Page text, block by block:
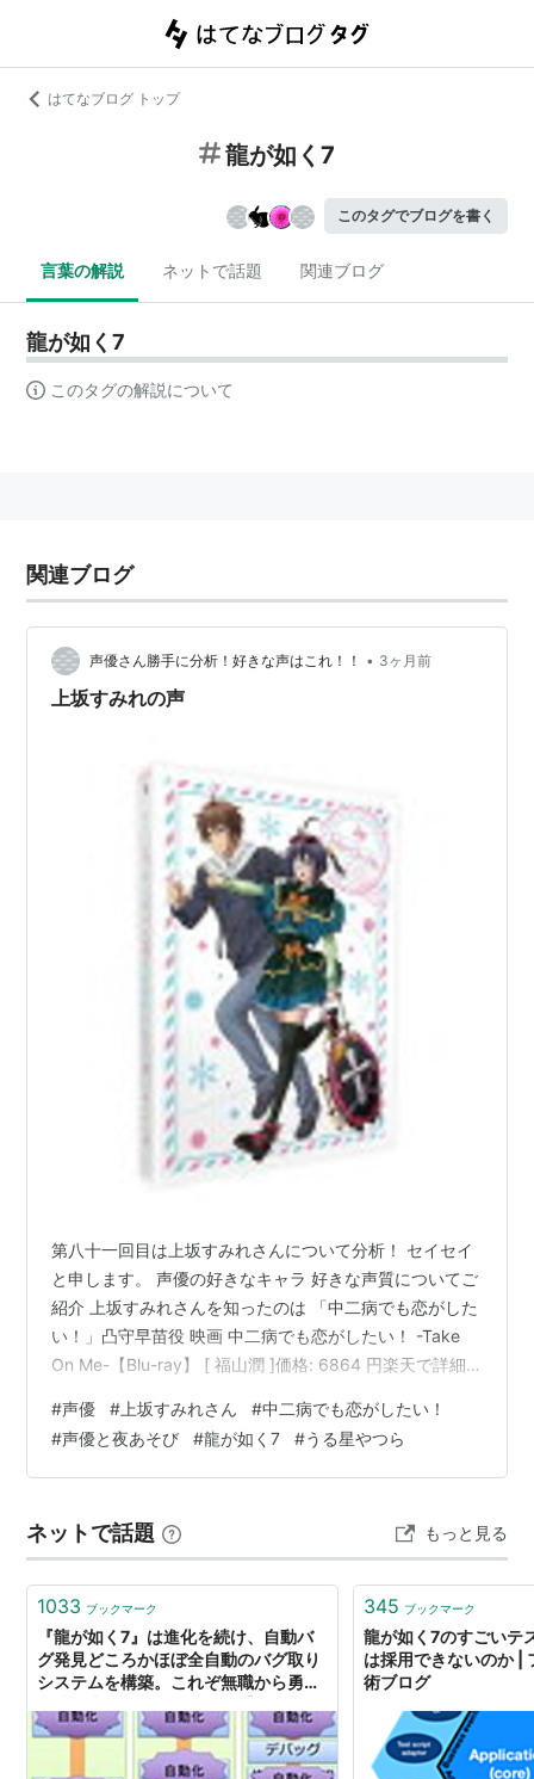
はてなブログ トップ
龍が如く7
このタグでブログを書く
言葉の解説 ネットで話題 関連ブログ
龍が如く7
このタグの解説について
関連ブログ
声優さん勝手に分析！好きな声はこれ！！ • 3ヶ月前
上坂すみれの声
第八十一回目は上坂すみれさんについて分析！ セイセイ
と申します。 声優の好きなキャラ 好きな声質についてご
紹介 上坂すみれさんを知ったのは 「中二病でも恋がした
い！」凸守早苗役 映画 中二病でも恋がしたい！ -Take
On Me-【Blu-ray】 [ 福山潤 ]価格: 6864 円楽天で詳細
メージがある凸守早苗 上坂すみれさんの声は高い印象に
なったセイセイでした。 上坂すみれさんの声は 「声優と
夜あそび」に出演していた時の声に近いキャラと 地声と
世界食堂」アレッタ役 「オーバ…
#声優 # 上坂すみれさん #中二病でも恋がしたい！
#声優と夜あそび #龍が如く7 #うる星やつら
ネットで話題 もっと見る
1033 ブックマーク
『龍が如く7』は進化を続け、自動バ
グ発見どころかほぼ全自動のバグ取り
システムを構築。これぞ無職から勇者
2020】 | ゲーム・エンタメ最新情報
のファミ通.com
345 ブックマーク
龍が如く7のすごいテ
は採用できないのか |
術ブログ